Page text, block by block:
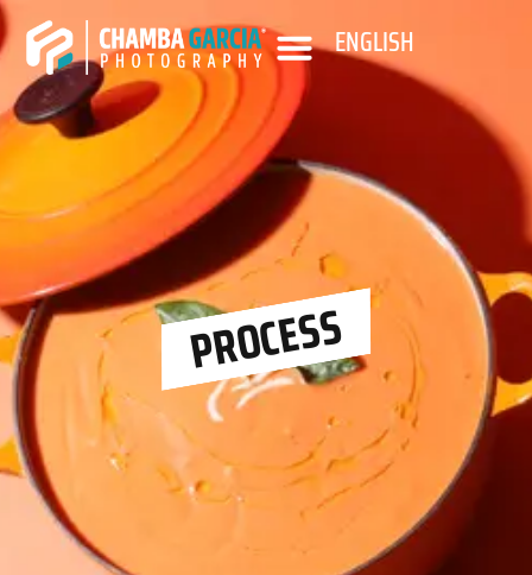
ENGLISH
PROCESS